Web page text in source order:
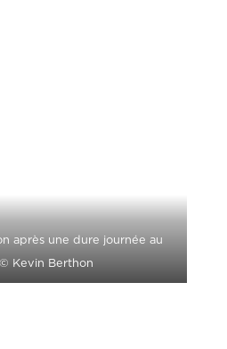
après une dure journée au
Kevin Berthon